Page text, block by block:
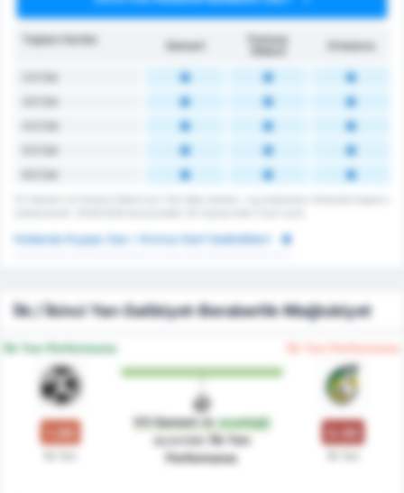
Toplam Kartlar Gemert
Fortuna
Ortalama
Hollanda Kupası Sarı / Kırmızı Kart İstatistikleri
İlk / İkinci Yarı Galibiyet-Beraberlik-Mağlubiyet
İlk Yarı Performansı İlk Yarı Performansı
1.00
VV Gemert dıravantajlı
açısından
İlk Yarı
Performansı
0.00